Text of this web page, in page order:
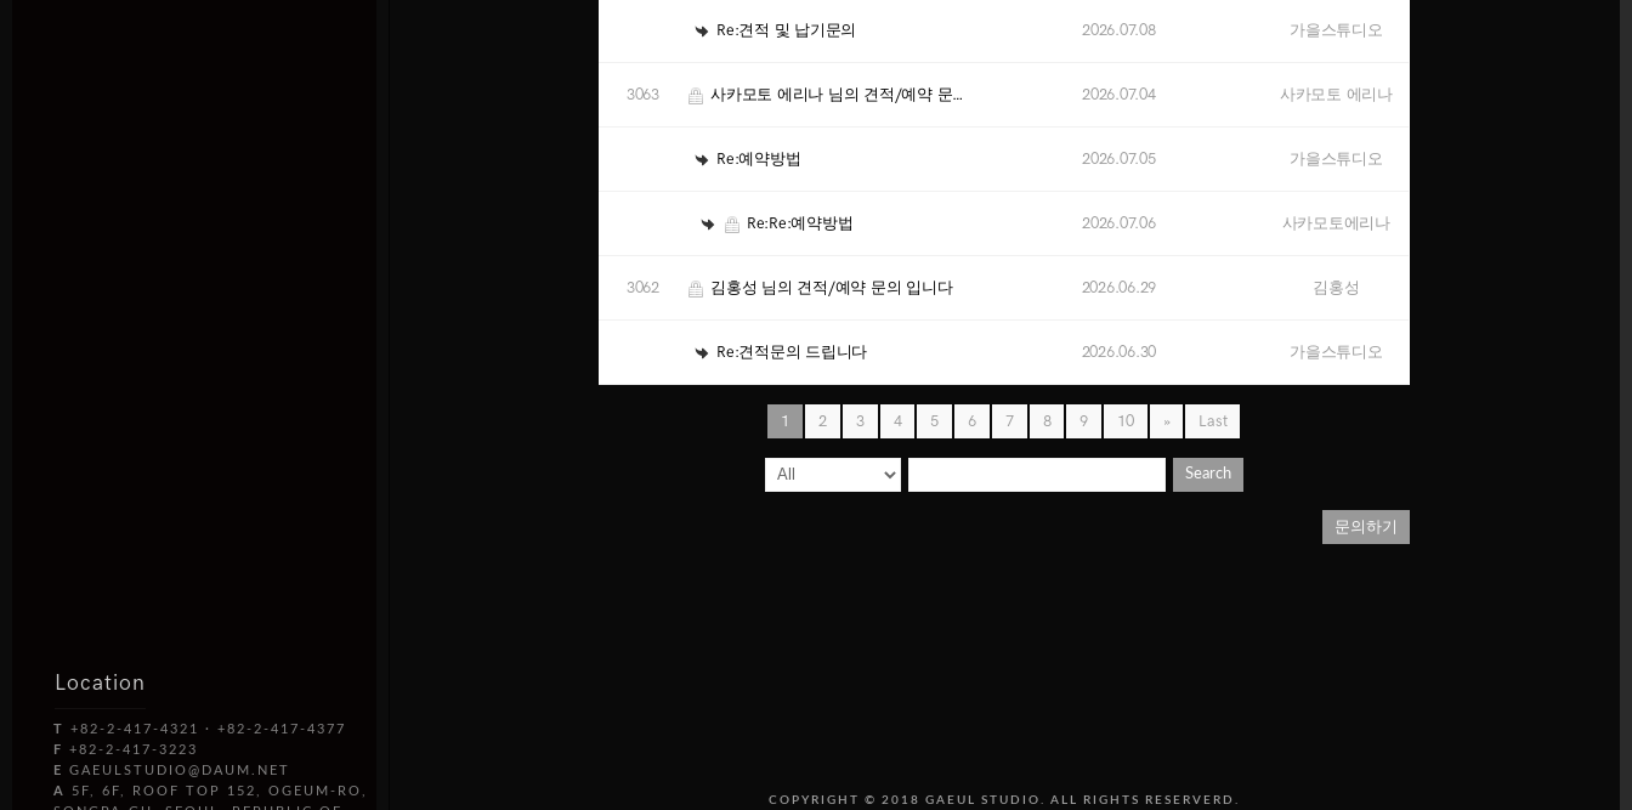
Location
T
+82-2-417-4321 · +82-2-417-4377
F
+82-2-417-3223
E
GAEULSTUDIO@DAUM.NET
A
5F, 6F, ROOF TOP 152, OGEUM-RO,
Re:견적 및 납기문의 2026.07.08 가을스튜디오
3063 사카모토 에리나 님의 견적/예약 문의 입니다 2026.07.04 사카모토 에리나
Re:예약방법 2026.07.05 가을스튜디오
Re:Re:예약방법 2026.07.06 사카모토에리나
3062 김홍성 님의 견적/예약 문의 입니다 2026.06.29 김홍성
Re:견적문의 드립니다 2026.06.30 가을스튜디오
1 2 3 4 5 6 7 8 9 10 » Last
Search
문의하기
COPYRIGHT © 2018 GAEUL STUDIO. ALL RIGHTS RESERVERD.
잔여타임 상담하기